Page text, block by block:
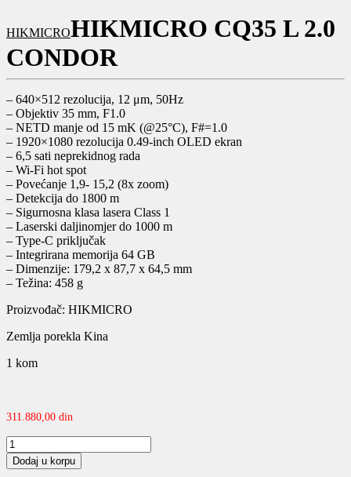
HIKMICROHIKMICRO CQ35 L 2.0
CONDOR
– 640×512 rezolucija, 12 μm, 50Hz
– Objektiv 35 mm, F1.0
– NETD manje od 15 mK (@25°C), F#=1.0
– 1920×1080 rezolucija 0.49-inch OLED ekran
– 6,5 sati neprekidnog rada
– Wi-Fi hot spot
– Povećanje 1,9- 15,2 (8x zoom)
– Detekcija do 1800 m
– Sigurnosna klasa lasera Class 1
– Laserski daljinomjer do 1000 m
– Type-C priključak
– Integrirana memorija 64 GB
– Dimenzije: 179,2 x 87,7 x 64,5 mm
– Težina: 458 g
Proizvođač: HIKMICRO
Zemlja porekla Kina
1 kom
311.880,00 din
HIKMICRO
CQ35
L
Dodaj u korpu